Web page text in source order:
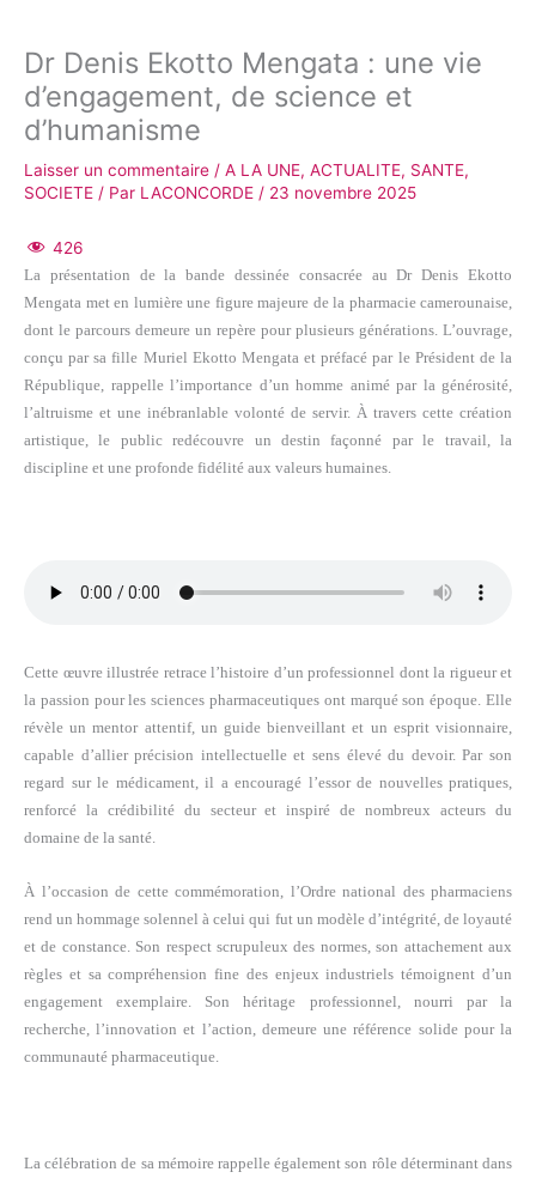
Dr Denis Ekotto Mengata : une vie
d’engagement, de science et
d’humanisme
Laisser un commentaire / A LA UNE, ACTUALITE, SANTE,
SOCIETE / Par LACONCORDE / 23 novembre 2025
426
La présentation de la bande dessinée consacrée au Dr Denis Ekotto
Mengata met en lumière une figure majeure de la pharmacie camerounaise,
dont le parcours demeure un repère pour plusieurs générations. L’ouvrage,
conçu par sa fille Muriel Ekotto Mengata et préfacé par le Président de la
République, rappelle l’importance d’un homme animé par la générosité,
l’altruisme et une inébranlable volonté de servir. À travers cette création
artistique, le public redécouvre un destin façonné par le travail, la
discipline et une profonde fidélité aux valeurs humaines.
Cette œuvre illustrée retrace l’histoire d’un professionnel dont la rigueur et
la passion pour les sciences pharmaceutiques ont marqué son époque. Elle
révèle un mentor attentif, un guide bienveillant et un esprit visionnaire,
capable d’allier précision intellectuelle et sens élevé du devoir. Par son
regard sur le médicament, il a encouragé l’essor de nouvelles pratiques,
renforcé la crédibilité du secteur et inspiré de nombreux acteurs du
domaine de la santé.
À l’occasion de cette commémoration, l’Ordre national des pharmaciens
rend un hommage solennel à celui qui fut un modèle d’intégrité, de loyauté
et de constance. Son respect scrupuleux des normes, son attachement aux
règles et sa compréhension fine des enjeux industriels témoignent d’un
engagement exemplaire. Son héritage professionnel, nourri par la
recherche, l’innovation et l’action, demeure une référence solide pour la
communauté pharmaceutique.
La célébration de sa mémoire rappelle également son rôle déterminant dans